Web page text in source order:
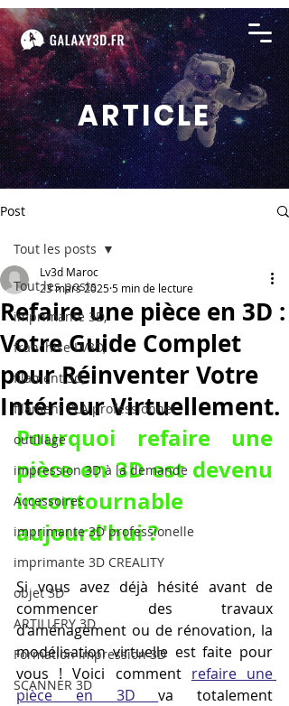
ARTICLE
Post
Tout les posts
imprimante 3D,
franchise LV3D,
filament 3d,
filament PLA professionnel
outillage
impression 3D à la demande
Accessoires
imprimante 3D professionelle
imprimante 3D CREALITY
objet 3D
ARTILLERY 3D
Formation impression 3D
SCANNER 3D
Tout les posts
Refaire une pièce en 3D :
Votre Guide Complet
pour Réinventer Votre
Intérieur Virtuellement.
Lv3d Maroc
23 mars 20255 min de lecture
Pourquoi refaire une
pièce en 3D est devenu
incontournable
aujourd'hui ?
Si vous avez déjà hésité avant de
commencer des travaux
d’aménagement ou de rénovation, la
modélisation virtuelle est faite pour
vous ! Voici comment refaire une
pièce en 3D va totalement